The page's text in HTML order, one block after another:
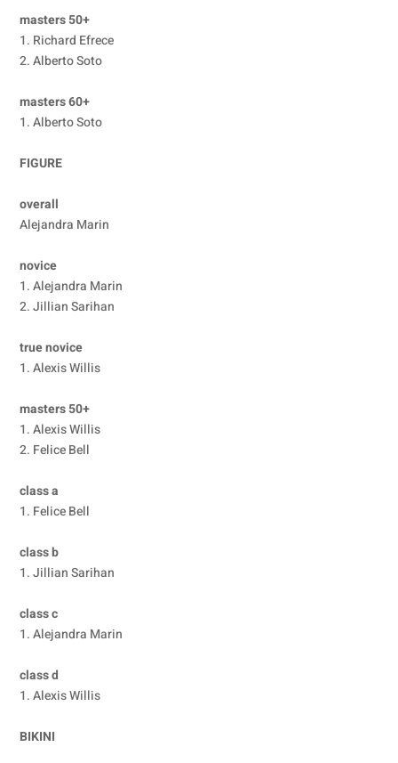
masters 50+
1. Richard Efrece
2. Alberto Soto
masters 60+
1. Alberto Soto
FIGURE
overall
Alejandra Marin
novice
1. Alejandra Marin
2. Jillian Sarihan
true novice
1. Alexis Willis
masters 50+
1. Alexis Willis
2. Felice Bell
class a
1. Felice Bell
class b
1. Jillian Sarihan
class c
1. Alejandra Marin
class d
1. Alexis Willis
BIKINI